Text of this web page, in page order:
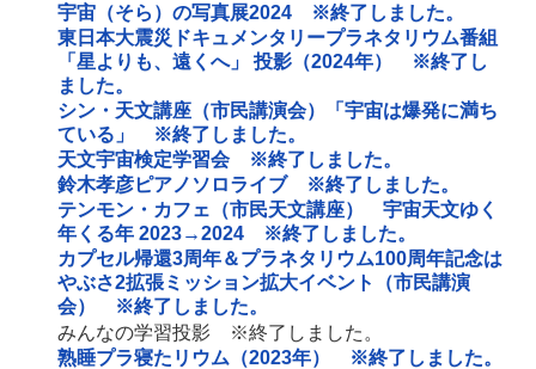
宇宙（そら）の写真展2024 ※終了しました。
東日本大震災ドキュメンタリープラネタリウム番組
「星よりも、遠くへ」 投影（2024年） ※終了し
ました。
シン・天文講座（市民講演会）「宇宙は爆発に満ち
ている」 ※終了しました。
天文宇宙検定学習会 ※終了しました。
鈴木孝彦ピアノソロライブ ※終了しました。
テンモン・カフェ（市民天文講座） 宇宙天文ゆく
年くる年 2023→2024 ※終了しました。
カプセル帰還3周年＆プラネタリウム100周年記念は
やぶさ2拡張ミッション拡大イベント（市民講演
会） ※終了しました。
みんなの学習投影 ※終了しました。
熟睡プラ寝たリウム（2023年） ※終了しました。